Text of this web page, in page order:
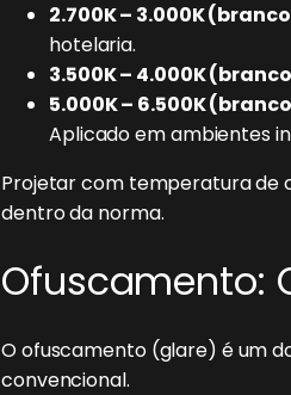
2.700K – 3.000K
hotelaria.
3.500K – 4.000K
5.000K – 6.500K
Aplicado em ambientes
Projetar com temperatura de
dentro da norma.
Ofuscamento:
O ofuscamento (glare) é um
convencional.